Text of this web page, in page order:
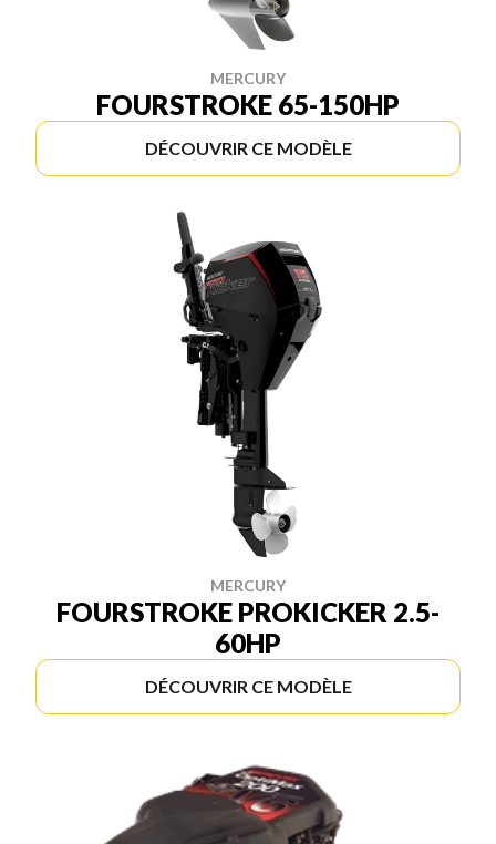
MERCURY
FOURSTROKE 65-150HP
DÉCOUVRIR CE MODÈLE
MERCURY
FOURSTROKE PROKICKER 2.5-
60HP
DÉCOUVRIR CE MODÈLE